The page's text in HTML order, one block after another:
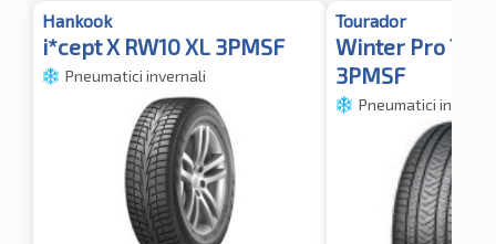
Hankook
i*cept X RW10 XL 3PMSF
Pneumatici invernali
Tourador
Winter Pro
3PMSF
Pneumatici